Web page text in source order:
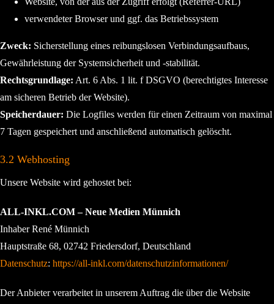
verwendeter Browser und ggf. das Betriebssystem
Zweck: Sicherstellung eines reibungslosen Verbindungsaufbaus,
Gewährleistung der Systemsicherheit und -stabilität.
Rechtsgrundlage: Art. 6 Abs. 1 lit. f DSGVO (berechtigtes Interesse
am sicheren Betrieb der Website).
Speicherdauer: Die Logfiles werden für einen Zeitraum von maximal
7 Tagen gespeichert und anschließend automatisch gelöscht.
3.2 Webhosting
Unsere Website wird gehostet bei:
ALL-INKL.COM – Neue Medien Münnich
Inhaber René Münnich
Hauptstraße 68, 02742 Friedersdorf, Deutschland
Datenschutz: https://all-inkl.com/datenschutzinformationen/
Der Anbieter verarbeitet in unserem Auftrag die über die Website